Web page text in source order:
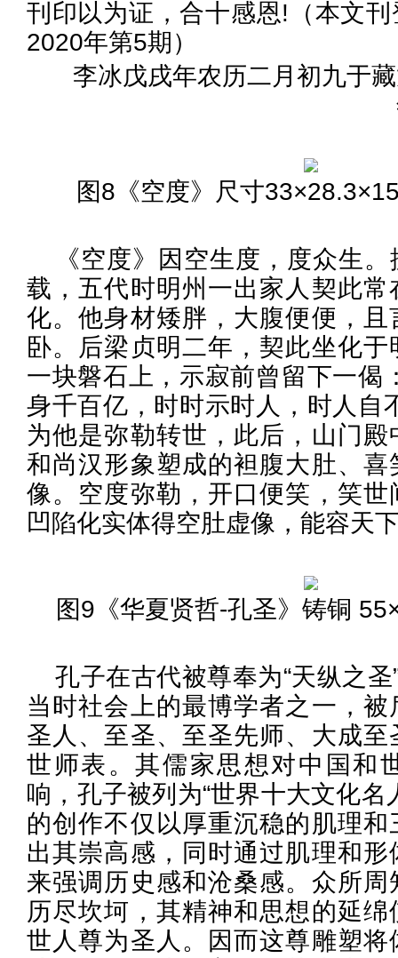
刊印以为证，合十感恩!（本文
2020年第5期）
李冰戊戌年农历二月初九于
图8《空度》尺寸
《空度》因空生度，度众生
载，五代时明州一出家人契此
化。他身材矮胖，大腹便便，
卧。后梁贞明二年，契此坐化
一块磐石上，示寂前曾留下一偈
身千百亿，时时示时人，时人自
为他是弥勒转世，此后，山门
和尚汉形象塑成的袒腹大肚、
像。空度弥勒，开口便笑，笑
凹陷化实体得空肚虚像，能容天
图9《华夏贤哲-孔圣》铸铜
孔子在古代被尊奉为“天纵之圣
当时社会上的最博学者之一，
圣人、至圣、至圣先师、大成
世师表。其儒家思想对中国和
响，孔子被列为“世界十大文化名
的创作不仅以厚重沉稳的肌理
出其崇高感，同时通过肌理和
来强调历史感和沧桑感。众所
历尽坎坷，其精神和思想的延
世人尊为圣人。因而这尊雕塑